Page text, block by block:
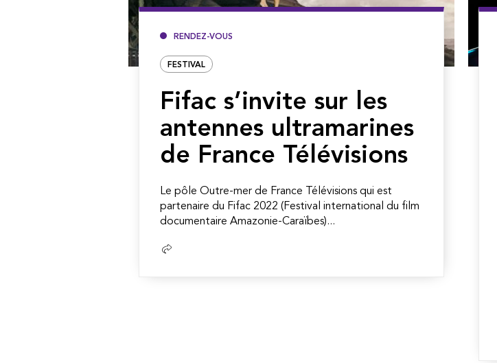
RENDEZ-VOUS
FESTIVAL
Fifac s’invite sur les
antennes ultramarines
de France Télévisions
Le pôle Outre-mer de France Télévisions qui est
partenaire du Fifac 2022 (Festival international du film
documentaire Amazonie-Caraïbes)...
Lire